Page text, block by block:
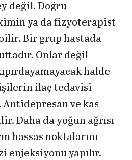
değil. Doğru
ya da fizyoterapist
Bir grup hastada
Onlar değil
halde
ilaç tedavisi
ve kas
Daha da yoğun ağrısı
hassas noktalarını
enjeksiyonu yapılır.